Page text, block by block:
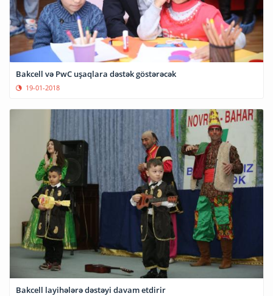
Bakcell və PwC uşaqlara dəstək göstərəcək
19-01-2018
Bakcell layihələrə dəstəyi davam etdirir